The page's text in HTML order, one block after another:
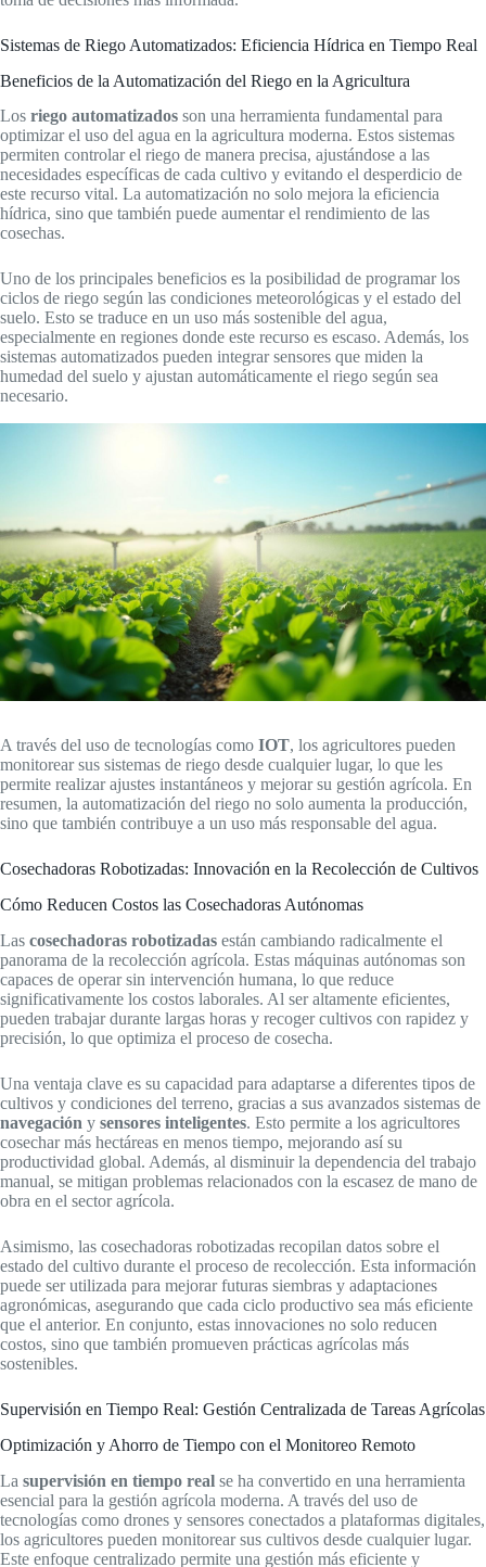
Sistemas de Riego Automatizados: Eficiencia Hídrica en Tiempo Real
Beneficios de la Automatización del Riego en la Agricultura
Los riego automatizados son una herramienta fundamental para
optimizar el uso del agua en la agricultura moderna. Estos sistemas
permiten controlar el riego de manera precisa, ajustándose a las
necesidades específicas de cada cultivo y evitando el desperdicio de
este recurso vital. La automatización no solo mejora la eficiencia
hídrica, sino que también puede aumentar el rendimiento de las
cosechas.
Uno de los principales beneficios es la posibilidad de programar los
ciclos de riego según las condiciones meteorológicas y el estado del
suelo. Esto se traduce en un uso más sostenible del agua,
especialmente en regiones donde este recurso es escaso. Además, los
sistemas automatizados pueden integrar sensores que miden la
humedad del suelo y ajustan automáticamente el riego según sea
necesario.
A través del uso de tecnologías como IOT, los agricultores pueden
monitorear sus sistemas de riego desde cualquier lugar, lo que les
permite realizar ajustes instantáneos y mejorar su gestión agrícola. En
resumen, la automatización del riego no solo aumenta la producción,
sino que también contribuye a un uso más responsable del agua.
Cosechadoras Robotizadas: Innovación en la Recolección de Cultivos
Cómo Reducen Costos las Cosechadoras Autónomas
Las cosechadoras robotizadas están cambiando radicalmente el
panorama de la recolección agrícola. Estas máquinas autónomas son
capaces de operar sin intervención humana, lo que reduce
significativamente los costos laborales. Al ser altamente eficientes,
pueden trabajar durante largas horas y recoger cultivos con rapidez y
precisión, lo que optimiza el proceso de cosecha.
Una ventaja clave es su capacidad para adaptarse a diferentes tipos de
cultivos y condiciones del terreno, gracias a sus avanzados sistemas de
navegación y sensores inteligentes. Esto permite a los agricultores
cosechar más hectáreas en menos tiempo, mejorando así su
productividad global. Además, al disminuir la dependencia del trabajo
manual, se mitigan problemas relacionados con la escasez de mano de
obra en el sector agrícola.
Asimismo, las cosechadoras robotizadas recopilan datos sobre el
estado del cultivo durante el proceso de recolección. Esta información
puede ser utilizada para mejorar futuras siembras y adaptaciones
agronómicas, asegurando que cada ciclo productivo sea más eficiente
que el anterior. En conjunto, estas innovaciones no solo reducen
costos, sino que también promueven prácticas agrícolas más
sostenibles.
Supervisión en Tiempo Real: Gestión Centralizada de Tareas Agrícolas
Optimización y Ahorro de Tiempo con el Monitoreo Remoto
La supervisión en tiempo real se ha convertido en una herramienta
esencial para la gestión agrícola moderna. A través del uso de
tecnologías como drones y sensores conectados a plataformas digitales,
los agricultores pueden monitorear sus cultivos desde cualquier lugar.
Este enfoque centralizado permite una gestión más eficiente y